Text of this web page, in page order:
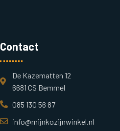
Contact
De Kazematten 12
6681 CS Bemmel
085 130 56 87
info@mijnkozijnwinkel.nl